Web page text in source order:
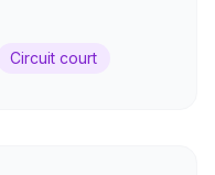
Circuit court